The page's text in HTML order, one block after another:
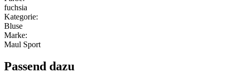
fuchsia
Kategorie:
Bluse
Marke:
Maul Sport
Passend dazu